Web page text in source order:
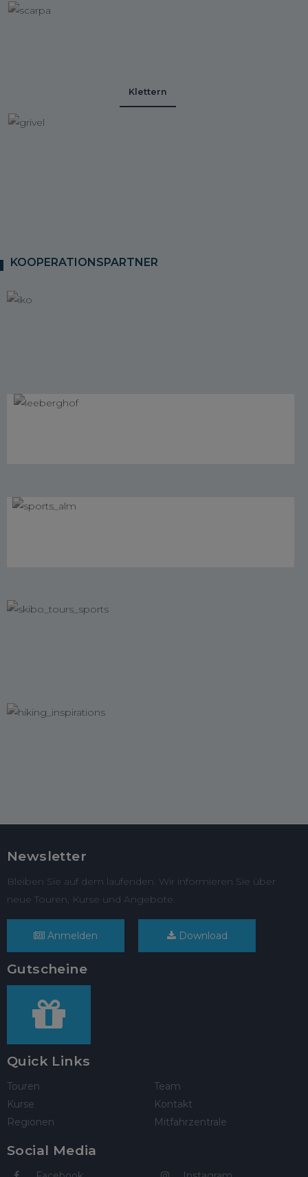
Klettern
KOOPERATIONSPARTNER
Newsletter
Bleiben Sie auf dem laufenden. Wir informieren Sie über
neue Touren, Kurse und Angebote.
Anmelden Download
Gutscheine
Quick Links
Touren
Kurse
Regionen
Team
Kontakt
Mitfahrzentrale
Social Media